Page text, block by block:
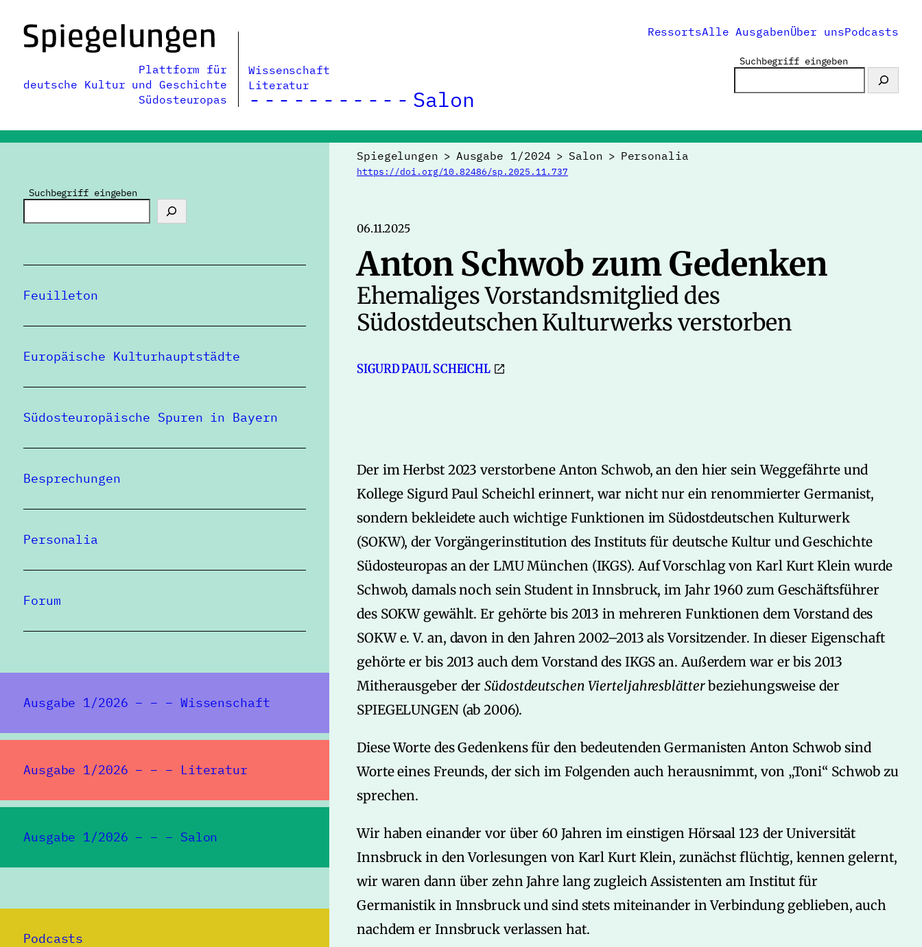
Inhalt
springen
Plattform für
deutsche Kultur und Geschichte
Südosteuropas
Wissenschaft
Literatur
Salon
RessortsAlle AusgabenÜber unsPodcasts
Suchbegriff eingeben
Suchbegriff eingeben
Feuilleton
Europäische Kulturhauptstädte
Südosteuropäische Spuren in Bayern
Besprechungen
Personalia
Forum
Ausgabe 1/2026 – – – Wissenschaft
Ausgabe 1/2026 – – – Literatur
Ausgabe 1/2026 – – – Salon
Podcasts
Spiegelungen > Ausgabe 1/2024 > Salon > Personalia
https://doi.org/10.82486/sp.2025.11.737
06.11.2025
Anton Schwob zum Gedenken
Ehemaliges Vorstandsmitglied des
Südostdeutschen Kulturwerks verstorben
SIGURD PAUL SCHEICHL
Der im Herbst 2023 verstorbene Anton Schwob, an den hier sein Weggefährte und
Kollege Sigurd Paul Scheichl erinnert, war nicht nur ein renommierter Germanist,
sondern bekleidete auch wichtige Funktionen im Südostdeutschen Kulturwerk
(SOKW), der Vorgängerinstitution des Instituts für deutsche Kultur und Geschichte
Südosteuropas an der LMU München (IKGS). Auf Vorschlag von Karl Kurt Klein wurde
Schwob, damals noch sein Student in Innsbruck, im Jahr 1960 zum Geschäftsführer
des SOKW gewählt. Er gehörte bis 2013 in mehreren Funktionen dem Vorstand des
SOKW e. V. an, davon in den Jahren 2002–2013 als Vorsitzender. In dieser Eigenschaft
gehörte er bis 2013 auch dem Vorstand des IKGS an. Außerdem war er bis 2013
Mitherausgeber derSüdostdeutschen Vierteljahresblätterbeziehungsweise der
SPIEGELUNGEN (ab 2006).
Diese Worte des Gedenkens für den bedeutenden Germanisten Anton Schwob sind
Worte eines Freunds, der sich im Folgenden auch herausnimmt, von „Toni“ Schwob zu
sprechen.
Wir haben einander vor über 60 Jahren im einstigen Hörsaal 123 der Universität
Innsbruck in den Vorlesungen von Karl Kurt Klein, zunächst flüchtig, kennen gelernt,
wir waren dann über zehn Jahre lang zugleich Assistenten am Institut für
Germanistik in Innsbruck und sind stets miteinander in Verbindung geblieben, auch
nachdem er Innsbruck verlassen hat.